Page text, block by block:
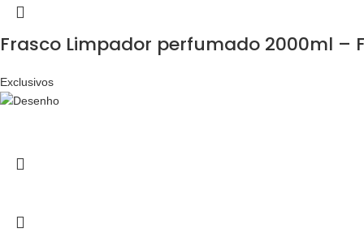
Frasco Limpador perfumado 2000ml –
Exclusivos